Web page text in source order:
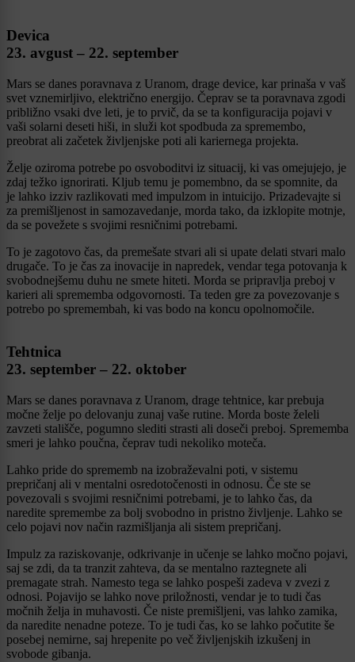
Devica
23. avgust – 22. september
Mars se danes poravnava z Uranom, drage device, kar prinaša v vaš
svet vznemirljivo, električno energijo. Čeprav se ta poravnava zgodi
približno vsaki dve leti, je to prvič, da se ta konfiguracija pojavi v
vaši solarni deseti hiši, in služi kot spodbuda za spremembo,
preobrat ali začetek življenjske poti ali kariernega projekta.
Želje oziroma potrebe po osvoboditvi iz situacij, ki vas omejujejo, je
zdaj težko ignorirati. Kljub temu je pomembno, da se spomnite, da
je lahko izziv razlikovati med impulzom in intuicijo. Prizadevajte si
za premišljenost in samozavedanje, morda tako, da izklopite motnje,
da se povežete s svojimi resničnimi potrebami.
To je zagotovo čas, da premešate stvari ali si upate delati stvari malo
drugače. To je čas za inovacije in napredek, vendar tega potovanja k
svobodnejšemu duhu ne smete hiteti. Morda se pripravlja preboj v
karieri ali sprememba odgovornosti. Ta teden gre za povezovanje s
potrebo po spremembah, ki vas bodo na koncu opolnomočile.
Tehtnica
23. september – 22. oktober
Mars se danes poravnava z Uranom, drage tehtnice, kar prebuja
močne želje po delovanju zunaj vaše rutine. Morda boste želeli
zavzeti stališče, pogumno slediti strasti ali doseči preboj. Sprememba
smeri je lahko poučna, čeprav tudi nekoliko moteča.
Lahko pride do sprememb na izobraževalni poti, v sistemu
prepričanj ali v mentalni osredotočenosti in odnosu. Če ste se
povezovali s svojimi resničnimi potrebami, je to lahko čas, da
naredite spremembe za bolj svobodno in pristno življenje. Lahko se
celo pojavi nov način razmišljanja ali sistem prepričanj.
Impulz za raziskovanje, odkrivanje in učenje se lahko močno pojavi,
saj se zdi, da ta tranzit zahteva, da se mentalno raztegnete ali
premagate strah. Namesto tega se lahko pospeši zadeva v zvezi z
odnosi. Pojavijo se lahko nove priložnosti, vendar je to tudi čas
močnih želja in muhavosti. Če niste premišljeni, vas lahko zamika,
da naredite nenadne poteze. To je tudi čas, ko se lahko počutite še
posebej nemirne, saj hrepenite po več življenjskih izkušenj in
svobode gibanja.